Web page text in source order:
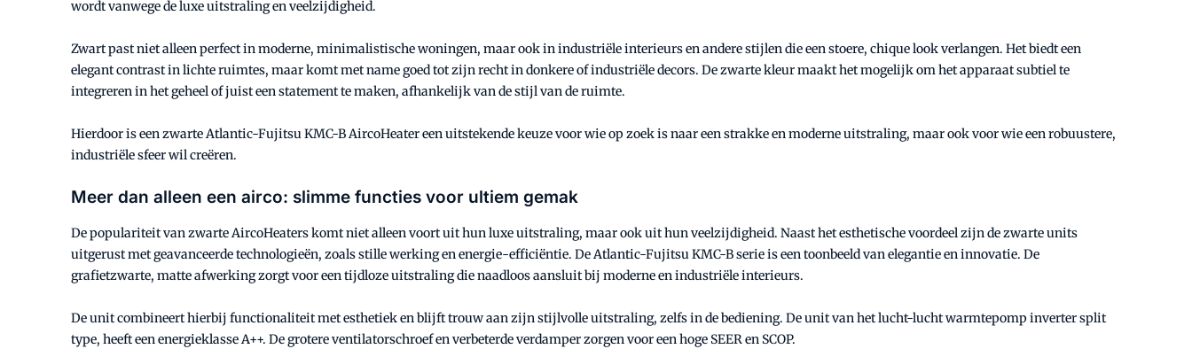
wordt vanwege de luxe uitstraling en veelzijdigheid.
Zwart past niet alleen perfect in moderne, minimalistische woningen, maar ook in industriële interieurs en andere stijlen die een stoere, chique look verlangen. Het biedt een
elegant contrast in lichte ruimtes, maar komt met name goed tot zijn recht in donkere of industriële decors. De zwarte kleur maakt het mogelijk om het apparaat subtiel te
integreren in het geheel of juist een statement te maken, afhankelijk van de stijl van de ruimte.
Hierdoor is een zwarte Atlantic-Fujitsu KMC-B AircoHeater een uitstekende keuze voor wie op zoek is naar een strakke en moderne uitstraling, maar ook voor wie een robuustere,
industriële sfeer wil creëren.
Meer dan alleen een airco: slimme functies voor ultiem gemak
De populariteit van zwarte AircoHeaters komt niet alleen voort uit hun luxe uitstraling, maar ook uit hun veelzijdigheid. Naast het esthetische voordeel zijn de zwarte units
uitgerust met geavanceerde technologieën, zoals stille werking en energie-efficiëntie. De Atlantic-Fujitsu KMC-B serie is een toonbeeld van elegantie en innovatie. De
grafietzwarte, matte afwerking zorgt voor een tijdloze uitstraling die naadloos aansluit bij moderne en industriële interieurs.
De unit combineert hierbij functionaliteit met esthetiek en blijft trouw aan zijn stijlvolle uitstraling, zelfs in de bediening. De unit van het lucht-lucht warmtepomp inverter split
type, heeft een energieklasse A++. De grotere ventilatorschroef en verbeterde verdamper zorgen voor een hoge SEER en SCOP.